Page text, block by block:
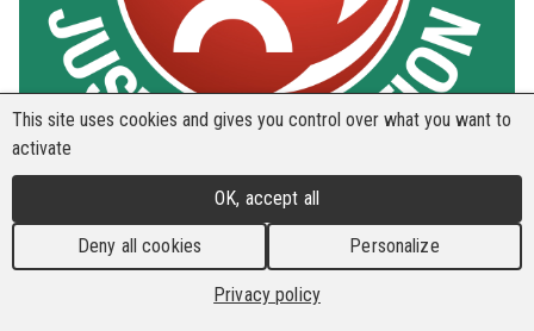
DÉCLARATION DE L'IBB SUR LES INONDATIONS
DÉVASTATRICES À MOKWA, AU NIGERIA ET AU
This site uses cookies and gives you control over what you want to
activate
OK, accept all
Deny all cookies Personalize
Privacy policy